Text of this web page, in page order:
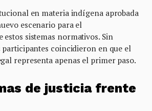
en materia indígena aprobada
escenario para el
sistemas normativos. Sin
participantes coincidieron en que el
representa apenas el primer paso.
de justicia frente